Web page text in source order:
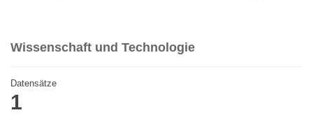
Wissenschaft und Technologie
Datensätze
1